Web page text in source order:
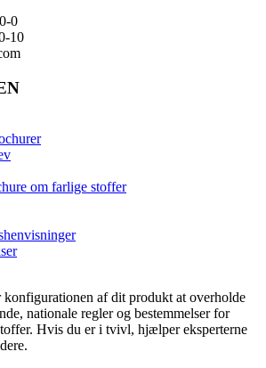
0
10
om farlige stoffer
af dit produkt at overholde
nationale regler og bestemmelser for
Hvis du er i tvivl, hjælper eksperterne